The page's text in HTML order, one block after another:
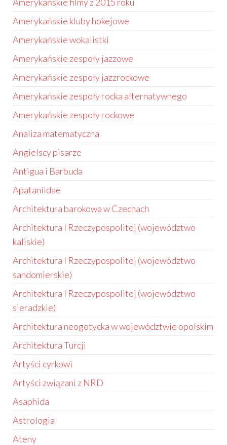
Amerykańskie kluby hokejowe
Amerykańskie wokalistki
Amerykańskie zespoły jazzowe
Amerykańskie zespoły jazzrockowe
Amerykańskie zespoły rocka alternatywnego
Amerykańskie zespoły rockowe
Analiza matematyczna
Angielscy pisarze
Antigua i Barbuda
Apataniidae
Architektura barokowa w Czechach
Architektura I Rzeczypospolitej (województwo
kaliskie)
Architektura I Rzeczypospolitej (województwo
sandomierskie)
Architektura I Rzeczypospolitej (województwo
sieradzkie)
Architektura neogotycka w województwie opolskim
Architektura Turcji
Artyści cyrkowi
Artyści związani z NRD
Asaphida
Astrologia
Ateny